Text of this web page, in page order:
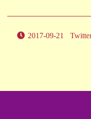
2017-09-21